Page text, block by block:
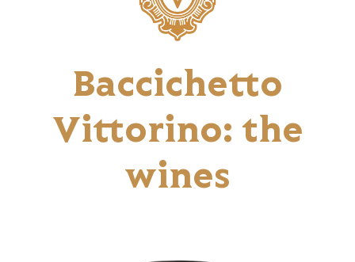
Baccichetto
Vittorino: the
wines